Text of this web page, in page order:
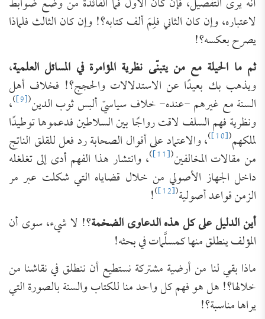
لاعتباره، وإن كان الثاني فلِمَ ألف كتابه؟! وإن كان الثالث فلماذا
يصرح بعكسه؟!
ثم ما الحيلة مع من يتبنّى نظرية المؤامرة في المسائل العلمية،
ويذهب بك بعيدًا عن الاستدلالات والحجج؟! فخلاف أهل
السنة مع غيرهم -عنده- خلاف سياسيّ ألبس ثوب الدين(
[9]
)،
ونظرية فهم السلف لاقت رواجًا بين السلاطين فدعموها توطيدًا
لملكهم(
[10]
)، والاعتماد على أقوال الصحابة رد فعل للقلق الناتج
من مقالات المخالفين(
[11]
)، وانتشار هذا الفهم أدى إلى تغلغله
داخل الجهاز الأصولي من خلال قضاياه التي شكلت عبر مر
الزمن قواعد أصولية(
[12]
)
!
أين الدليل على كل هذه الدعاوى الضخمة؟! لا شيء، سوى أن
المؤلف ينطلق منها كمسلَّمات في بحثه!
ماذا بقي لنا من أرضية مشتركة نستطيع أن ننطلق في نقاشنا من
خلالها؟! هل هو فهم كل واحد منا للكتاب والسنة بالصورة التي
يراها مناسبة؟!